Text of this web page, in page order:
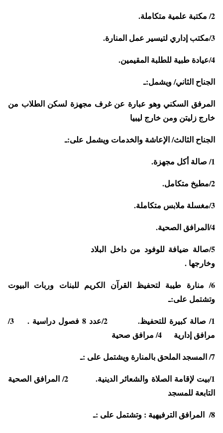
2/ مكتبة علمية متكاملة.
3/مكتب إداري لتيسير عمل المنارة.
4/عيادة طبية للطلبة المقيمين.
الجناح الثاني/ ويشمل:ـ
المرفق السكني وهو عبارة عن غرف مجهزة لسكن الطلاب من
خارج زليتن ومن خارج ليبيا
الجناح الثالث/ الإعاشة والخدمات ويشمل على:ـ
1/ صالة أكل مجهزة.
2/مطبخ متكامل.
3/مغسلة ملابس متكاملة.
4/المرافق الصحية.
5/صالة ضيافة للوفود من داخل البلاد
وخارجها .
6/ منارة طيبة لتحفيظ القرآن الكريم للبنات وربات البيوت
وتشتمل على:ـ
1/ صالة كبيرة للتحفيظ. 2/عدد 8 فصول دراسية . 3/
مرافق إدارية 4/ مرافق صحية
7/ المسجد الملحق بالمنارة ويشتمل على :ـ
1/بيت لإقامة الصلاة والشعائر الدينية. 2/ المرافق الصحية
التابعة للمسجد
8/ المرافق الترفيهية : وتشتمل على :ـ